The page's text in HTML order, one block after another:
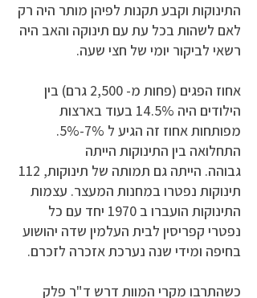
התינוקות וקבע תקנות לפיהן מותר היה רק
לאם לשהות בכל עת עם תינוקה והאב היה
רשאי לביקור יומי של חצי שעה.
אחוז הפגים (פחות מ- 2,500 גרם) בין
הילודים היה 14.5% בעוד בארצות
מפותחות אחוז זה הגיע ל 7%-5%.
התחלואה בין התינוקות הייתה
גבוהה.
הייתה גם תמותה של תינוקות, 112
תינוקות נפטרו במחנות המעצר. עצמות
התינוקות הועברו ב 1970 יחד עם כל
נפטרי קפריסין לבית העלמין שדה יהושוע
בחיפה ומידי שנה נערכת אזכרה לזכרם.
כשהתרבו מקרי המוות דרש ד"ר פלק